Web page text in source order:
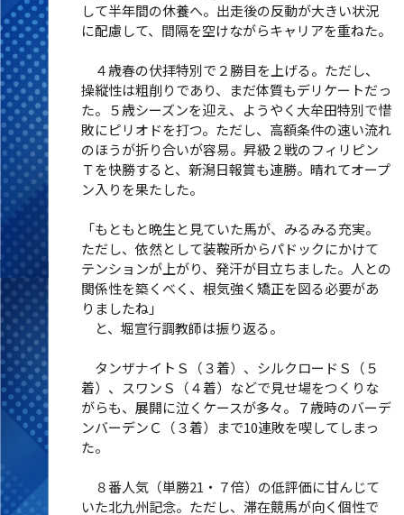
して半年間の休養へ。出走後の反動が大きい状況
に配慮して、間隔を空けながらキャリアを重ねた。
４歳春の伏拝特別で２勝目を上げる。ただし、
操縦性は粗削りであり、まだ体質もデリケートだっ
た。５歳シーズンを迎え、ようやく大牟田特別で惜
敗にピリオドを打つ。ただし、高額条件の速い流れ
のほうが折り合いが容易。昇級２戦のフィリピン
Ｔを快勝すると、新潟日報賞も連勝。晴れてオープ
ン入りを果たした。
「もともと晩生と見ていた馬が、みるみる充実。
ただし、依然として装鞍所からパドックにかけて
テンションが上がり、発汗が目立ちました。人との
関係性を築くべく、根気強く矯正を図る必要があ
りましたね」
と、堀宣行調教師は振り返る。
タンザナイトＳ（３着）、シルクロードＳ（５
着）、スワンＳ（４着）などで見せ場をつくりな
がらも、展開に泣くケースが多々。７歳時のバーデ
ンバーデンＣ（３着）まで10連敗を喫してしまっ
た。
８番人気（単勝21・７倍）の低評価に甘んじて
いた北九州記念。ただし、滞在競馬が向く個性で